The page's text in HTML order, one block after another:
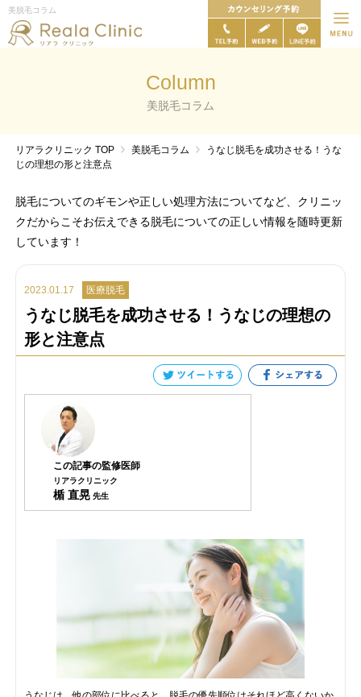
美脱毛コラム
Column
美脱毛コラム
リアラクリニック TOP 美脱毛コラム
うなじ脱毛を成功させる！うな
じの理想の形と注意点
脱毛についてのギモンや正しい処理方法についてなど、クリニッ
クだからこそお伝えできる脱毛についての正しい情報を随時更新
しています！
2023.01.17 医療脱毛
うなじ脱毛を成功させる！うなじの理想の
形と注意点
この記事の監修医師
リアラクリニック
楯 直晃先生